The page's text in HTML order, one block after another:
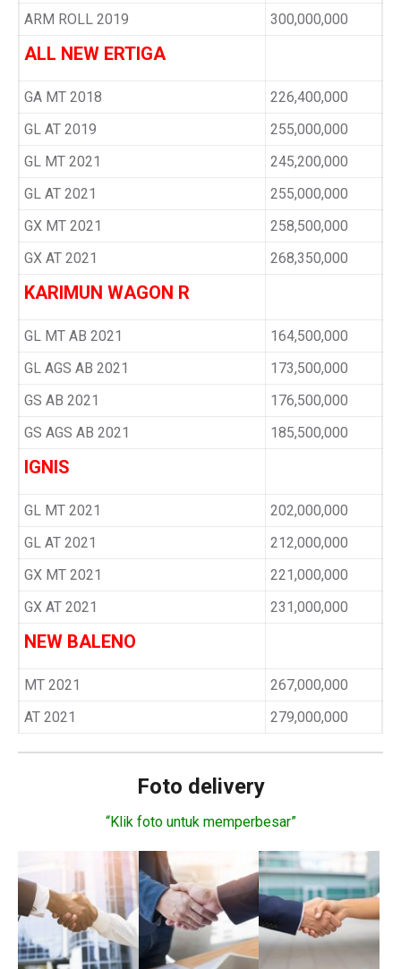
ARM ROLL 2019
300,000,000
ALL NEW ERTIGA
GA MT 2018
226,400,000
GL AT 2019
255,000,000
GL MT 2021
245,200,000
GL AT 2021
255,000,000
GX MT 2021
258,500,000
GX AT 2021
268,350,000
KARIMUN WAGON R
GL MT AB 2021
164,500,000
GL AGS AB 2021
173,500,000
GS AB 2021
176,500,000
GS AGS AB 2021
185,500,000
IGNIS
GL MT 2021
202,000,000
GL AT 2021
212,000,000
GX MT 2021
221,000,000
GX AT 2021
231,000,000
NEW BALENO
MT 2021
267,000,000
AT 2021
279,000,000
Foto delivery
“Klik foto untuk memperbesar”